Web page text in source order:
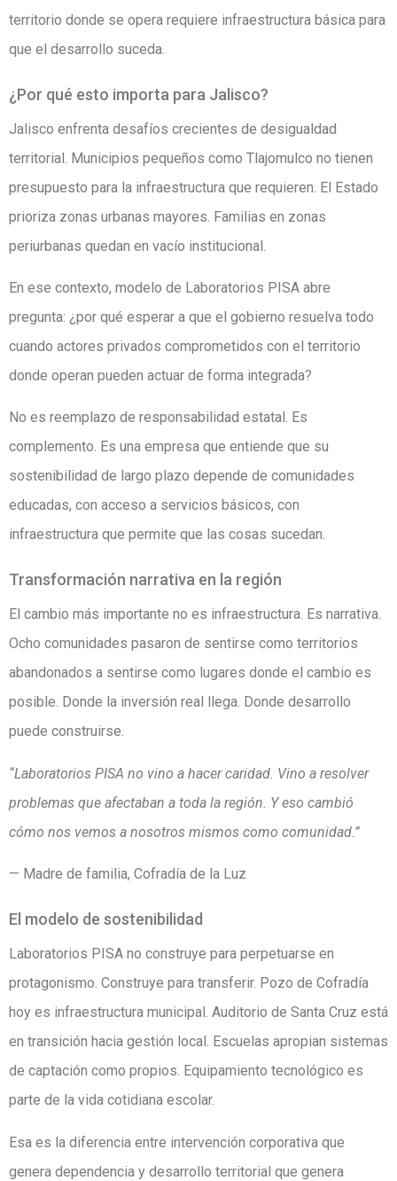
territorio donde se opera requiere infraestructura básica para
que el desarrollo suceda.
¿Por qué esto importa para Jalisco?
Jalisco enfrenta desafíos crecientes de desigualdad
territorial. Municipios pequeños como Tlajomulco no tienen
presupuesto para la infraestructura que requieren. El Estado
prioriza zonas urbanas mayores. Familias en zonas
periurbanas quedan en vacío institucional.
En ese contexto, modelo de Laboratorios PISA abre
pregunta: ¿por qué esperar a que el gobierno resuelva todo
cuando actores privados comprometidos con el territorio
donde operan pueden actuar de forma integrada?
No es reemplazo de responsabilidad estatal. Es
complemento. Es una empresa que entiende que su
sostenibilidad de largo plazo depende de comunidades
educadas, con acceso a servicios básicos, con
infraestructura que permite que las cosas sucedan.
Transformación narrativa en la región
El cambio más importante no es infraestructura. Es narrativa.
Ocho comunidades pasaron de sentirse como territorios
abandonados a sentirse como lugares donde el cambio es
posible. Donde la inversión real llega. Donde desarrollo
puede construirse.
“Laboratorios PISA no vino a hacer caridad. Vino a resolver
problemas que afectaban a toda la región. Y eso cambió
cómo nos vemos a nosotros mismos como comunidad.”
— Madre de familia, Cofradía de la Luz
El modelo de sostenibilidad
Laboratorios PISA no construye para perpetuarse en
protagonismo. Construye para transferir. Pozo de Cofradía
hoy es infraestructura municipal. Auditorio de Santa Cruz está
en transición hacia gestión local. Escuelas apropian sistemas
de captación como propios. Equipamiento tecnológico es
parte de la vida cotidiana escolar.
Esa es la diferencia entre intervención corporativa que
genera dependencia y desarrollo territorial que genera